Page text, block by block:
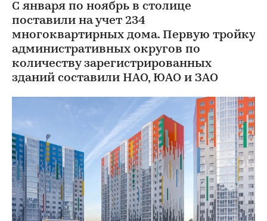
С января по ноябрь в столице
поставили на учет 234
многоквартирных дома. Первую тройку
административных округов по
количеству зарегистрированных
зданий составили НАО, ЮАО и ЗАО